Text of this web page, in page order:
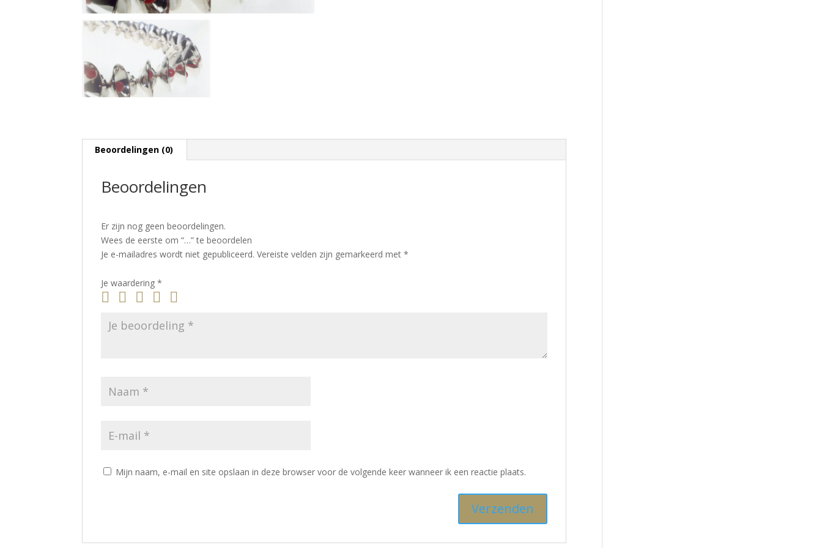
Beoordelingen (0)
Beoordelingen
Er zijn nog geen beoordelingen.
Wees de eerste om “…” te beoordelen
Je e-mailadres wordt niet gepubliceerd. Vereiste velden zijn gemarkeerd met*
Je waardering*
Mijn naam, e-mail en site opslaan in deze browser voor de volgende keer wanneer ik een reactie plaats.